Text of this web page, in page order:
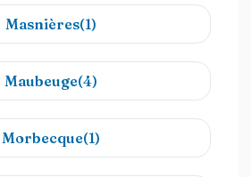
Masnières(1)
Maubeuge(4)
Morbecque(1)